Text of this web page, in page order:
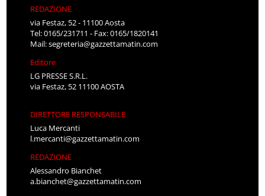
REDAZIONE
via Festaz, 52 - 11100 Aosta
Tel: 0165/231711 - Fax: 0165/1820141
Mail:segreteria@gazzettamatin.com
Editore
LG PRESSE S.R.L.
via Festaz, 52 11100 AOSTA
DIRETTORE RESPONSABILE
Luca Mercanti
l.mercanti@gazzettamatin.com
REDAZIONE
Alessandro Bianchet
a.bianchet@gazzettamatin.com